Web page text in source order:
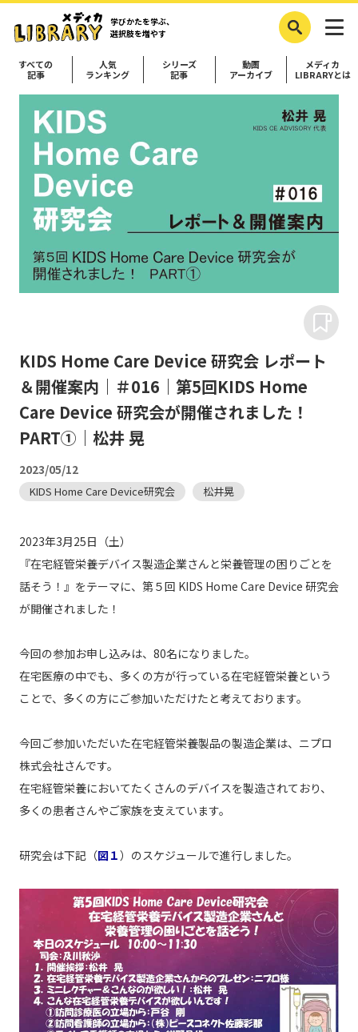
学びかたを学ぶ、
選択肢を増やす
すべての
記事
人気
ランキング
シリーズ
記事
動画
アーカイブ
メディカ
LIBRARYとは
KIDS Home Care Device 研究会 レポート
＆開催案内｜＃016｜第5回KIDS Home
Care Device 研究会が開催されました！
PART①｜松井 晃
2023/05/12
KIDS Home Care Device研究会 松井晃
2023年3月25日（土）
『在宅経管栄養デバイス製造企業さんと栄養管理の困りごとを
話そう！』をテーマに、第５回 KIDS Home Care Device 研究会
が開催されました！
今回の参加お申し込みは、80名になりました。
在宅医療の中でも、多くの方が行っている在宅経管栄養という
ことで、多くの方にご参加いただけたと考えております。
今回ご参加いただいた在宅経管栄養製品の製造企業は、ニプロ
株式会社さんです。
在宅経管栄養においてたくさんのデバイスを製造されており、
多くの患者さんやご家族を支えています。
研究会は下記（図１）のスケジュールで進行しました。